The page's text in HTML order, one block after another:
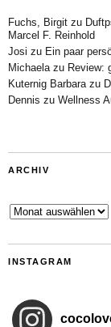
Fuchs, Birgit zu
Marcel F. Reinhold
Josi zu Ein paar
Michaela zu Review:
Kuternig Barbara zu
Dennis zu Wellness
ARCHIV
Archiv
INSTAGRAM